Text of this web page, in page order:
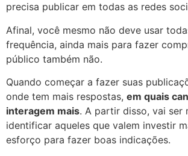
precisa publicar em todas as redes
Afinal, você mesmo não deve usar
frequência, ainda mais para fazer
público também não.
Quando começar a fazer suas
onde tem mais respostas, em quais
interagem mais. A partir disso, vai ser
identificar aqueles que valem investir
esforço para fazer boas indicações.